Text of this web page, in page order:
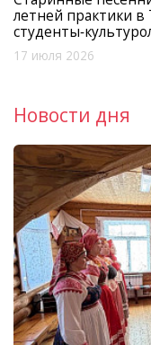
летней практики
17 июля 2026
Новости дня